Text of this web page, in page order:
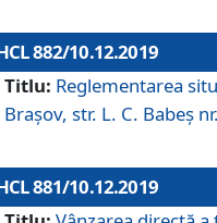
882/10.12.2019
Titlu: Reglementarea
Brașov, str. L. C. Babeș
881/10.12.2019